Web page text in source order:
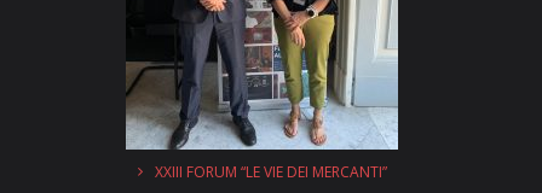
XXIII FORUM “LE VIE DEI MERCANTI”